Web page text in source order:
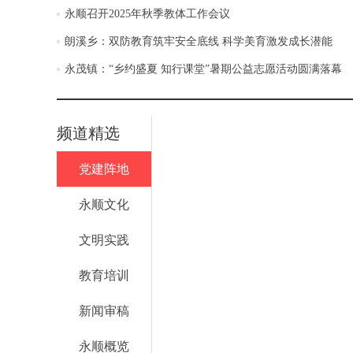
永顺召开2025年秋季教体工作会议
朗溪乡：双防教育筑牢安全底线 科学美育激发成长潜能
永茂镇：“乡约盛夏 知行课堂”暑期公益志愿活动圆满落幕
频道精选
党建阵地
永顺文化
文明实践
教育培训
新闻审稿
永顺概览